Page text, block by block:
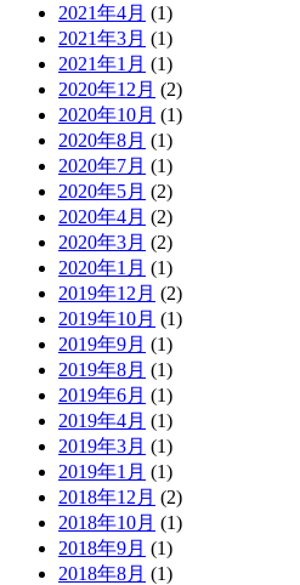
2021年4月 (1)
2021年3月 (1)
2021年1月 (1)
2020年12月 (2)
2020年10月 (1)
2020年8月 (1)
2020年7月 (1)
2020年5月 (2)
2020年4月 (2)
2020年3月 (2)
2020年1月 (1)
2019年12月 (2)
2019年10月 (1)
2019年9月 (1)
2019年8月 (1)
2019年6月 (1)
2019年4月 (1)
2019年3月 (1)
2019年1月 (1)
2018年12月 (2)
2018年10月 (1)
2018年9月 (1)
2018年8月 (1)